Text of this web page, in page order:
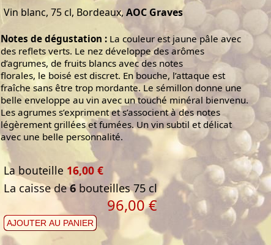
Vin blanc, 75 cl, Bordeaux, AOC Graves
Notes de dégustation : La couleur est jaune pâle avec
des reflets verts. Le nez développe des arômes
d’agrumes, de fruits blancs avec des notes
florales, le boisé est discret. En bouche, l’attaque est
fraîche sans être trop mordante. Le sémillon donne une
belle enveloppe au vin avec un touché minéral bienvenu.
Les agrumes s’expriment et s’associent à des notes
légèrement grillées et fumées. Un vin subtil et délicat
avec une belle personnalité.
La bouteille 16,00 €
La caisse de6 bouteilles 75 cl
96,00 €
AJOUTER AU PANIER